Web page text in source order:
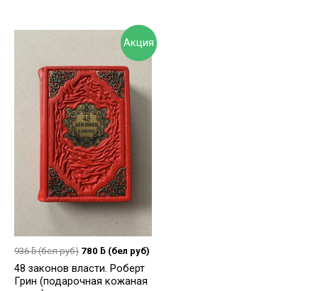
Акция
936ƃ(бел руб) 780 ƃ (бел руб)
48 законов власти. Роберт
Грин (подарочная кожаная